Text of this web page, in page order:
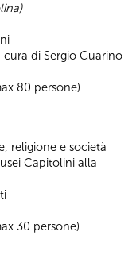
di Sergio Guarino
80 persone)
religione e società
Capitolini alla
30 persone)